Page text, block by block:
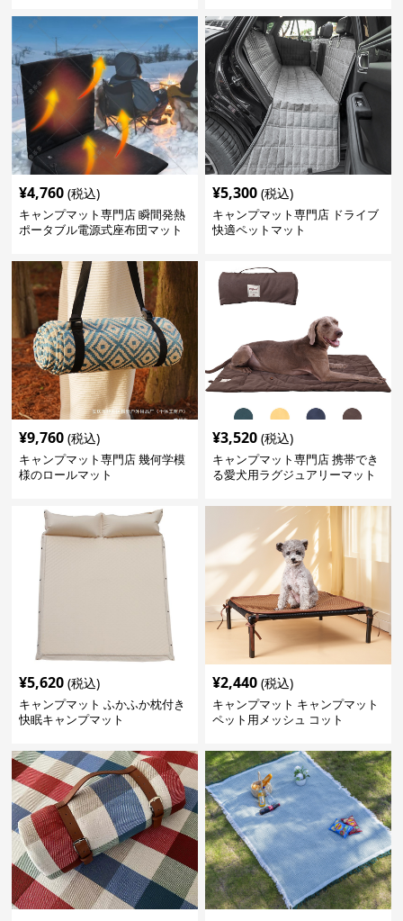
¥4,760 (税込)
キャンプマット専門店 瞬間発熱
ポータブル電源式座布団マット
¥5,300 (税込)
キャンプマット専門店 ドライブ
快適ペットマット
¥9,760 (税込)
キャンプマット専門店 幾何学模
様のロールマット
¥3,520 (税込)
キャンプマット専門店 携帯でき
る愛犬用ラグジュアリーマット
¥5,620 (税込)
キャンプマット ふかふか枕付き
快眠キャンプマット
¥2,440 (税込)
キャンプマット キャンプマット
ペット用メッシュ コット